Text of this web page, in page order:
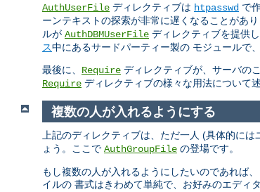
AuthUserFile ディレクティブは htpasswd で
ーンテキストの探索が非常に遅くなることがあ
ルが AuthDBMUserFile ディレクティブを提供
ス中にあるサードパーティー製の モジュールで
最後に、 Require ディレクティブが、サーバの
Require ディレクティブの様々な用法について述
複数の人が入れるようにする
上記のディレクティブは、ただ一人 (具体的には
ょう。ここで AuthGroupFile の登場です。
もし複数の人が入れるようにしたいのであれば
イルの 書式はきわめて単純で、お好みのエディ